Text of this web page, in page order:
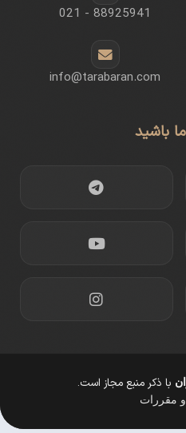
021 - 88925941
info@tarabaran.com
باشید
ذکر منبع مجاز است.